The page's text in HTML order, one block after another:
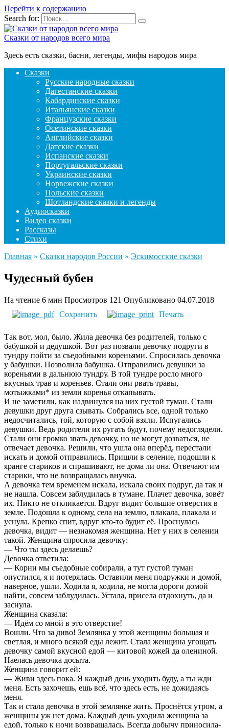
Перейти к содержанию
Search for:
Сказки от народов всего мира
Здесь есть сказки, басни, легенды, мифы народов мира
Сказки
Русские народные сказки
Дагестанские сказки
Кабардинские сказки
Итальянские сказки
Французские сказки
Осетинские сказки
Английские сказки
Датские сказки
Испанские сказки
Португальские сказки
Украинские сказки
Норвежские сказки
Польские сказки
Шотландские сказки и легенды
Аудиосказки
Видео сказки
Рассказы
Стихи
Главная » Сказки народов России » Эскимосские сказки
Чудесный бубен
На чтение 6 мин Просмотров 121 Опубликовано 04.07.2018
Сохранить
Печать
Так вот, мол, было. Жила девочка без родителей, только с
бабушкой и дедушкой. Вот раз позвали девочку подруги в
тундру пойти за съедобными кореньями. Спросилась девочка
у бабушки. Позволила бабушка. Отправились девушки за
кореньями в дальнюю тундру. В той тундре росло много
вкусных трав и кореньев. Стали они рвать травы,
мотыжками* из земли коренья откапывать.
И не заметили, как надвинулся на них густой туман. Стали
девушки друг друга сзывать. Собрались все, одной только
недосчитались, той, которую с собой взяли. Испугались
девушки. Ведь родители их ругать будут, почему недоглядели.
Стали они громко звать девочку, но не могут дозваться, не
отвечает девочка. Решили, что ушла она вперёд, перестали
искать и домой отправились. Пришли в селение, подошли к
яранге стариков и спрашивают, не дома ли она. Отвечают им
старики, что не возвращалась внучка.
А девочка тем временем искала, искала своих подруг, да так и
не нашла. Совсем заблудилась в тумане. Плачет девочка, зовёт
их. Никто не откликается. Вдруг видит большие отверстия в
земле. Подошла к одному, села на землю, плакала, плакала и
уснула. Крепко спит, вдруг кто-то будит её. Проснулась
девочка, видит — незнакомая женщина. Нет у них в селении
такой. Женщина спросила девочку:
— Что ты здесь делаешь?
Девочка ответила:
— Корни мы съедобные собирали, а тут густой туман
опустился, я и потерялась. Оставили меня подружки и домой,
наверное, ушли. Ходила я, ходила, не могла дороги домой
найти, совсем заблудилась. Устала, присела отдохнуть, да и
заснула.
Женщина сказала:
— Идём со мной в это отверстие!
Вошли. Что за диво! Землянка у этой женщины большая и
светлая, и много всякой еды лежит. Стала женщина угощать
девочку самой вкусной едой — китовой кожей да олениной.
Наелась девочка досыта.
Женщина говорит ей:
— Живи здесь пока. Я каждый день уходить буду, а ты жди
меня. Есть захочешь, ешь всё, что здесь есть, не дожидаясь
меня.
Так и стала девочка в этой землянке жить. Проснётся утром, а
женщины уж нет дома. Каждый день уходила женщина за
едой, только к ночи возвращалась. Всегда добычу приносила-